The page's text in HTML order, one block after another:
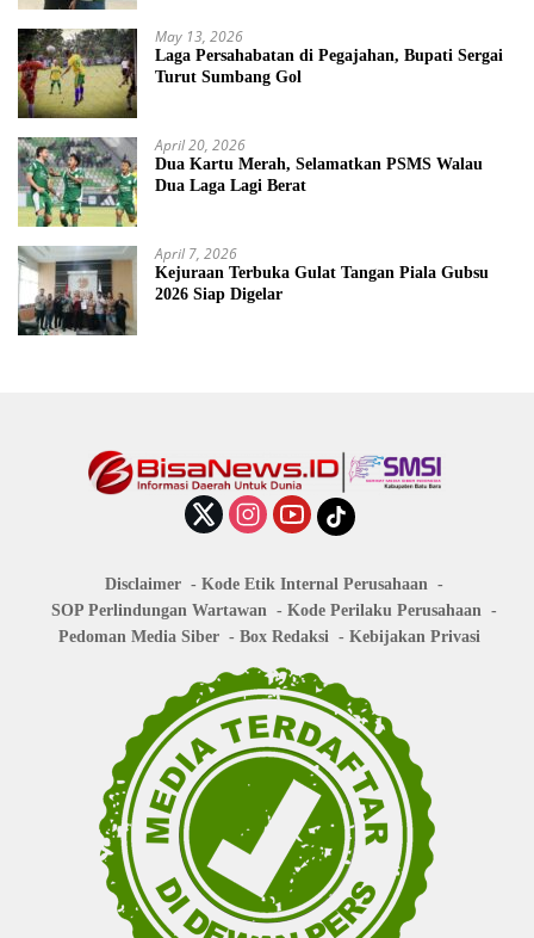
May 13, 2026
Laga Persahabatan di Pegajahan, Bupati Sergai
Turut Sumbang Gol
April 20, 2026
Dua Kartu Merah, Selamatkan PSMS Walau
Dua Laga Lagi Berat
April 7, 2026
Kejuraan Terbuka Gulat Tangan Piala Gubsu
2026 Siap Digelar
Disclaimer
Kode Etik Internal Perusahaan
SOP Perlindungan Wartawan
Kode Perilaku Perusahaan
Pedoman Media Siber
Box Redaksi Kebijakan Privasi